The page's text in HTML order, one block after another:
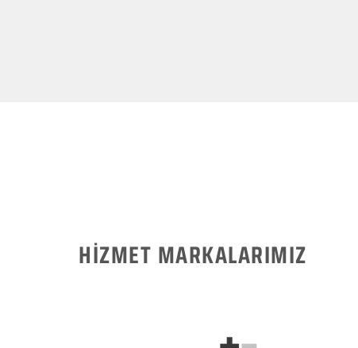
HİZMET MARKALARIMIZ